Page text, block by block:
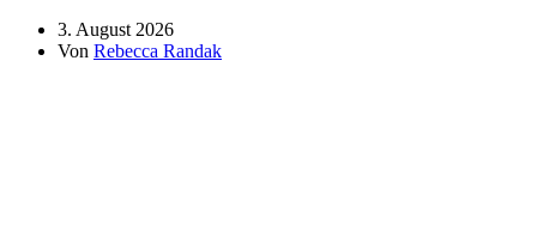
3. August 2026
Von Rebecca Randak